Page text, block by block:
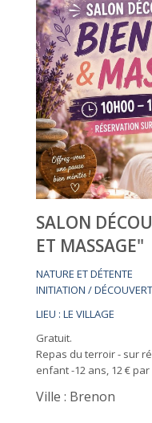
SALON
ET MASSAGE"
NATURE ET DÉTENTE
INITIATION /
LIEU : LE VILLAGE
Gratuit.
Repas du terroir - sur
enfant -12 ans, 12 €
Ville : Brenon